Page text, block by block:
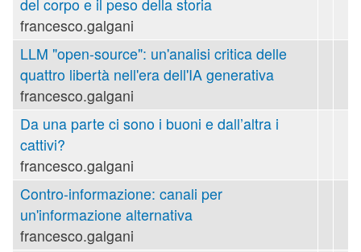
del corpo e il peso della storia
francesco.galgani
LLM "open-source": un'analisi critica delle
quattro libertà nell'era dell'IA generativa
francesco.galgani
Da una parte ci sono i buoni e dall’altra i
cattivi?
francesco.galgani
Contro-informazione: canali per
un'informazione alternativa
francesco.galgani